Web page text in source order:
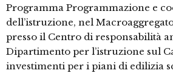
Programma Programmazione e
dell’istruzione, nel
presso il Centro di responsabilità
Dipartimento per l’istruzione sul
investimenti per i piani di edilizia